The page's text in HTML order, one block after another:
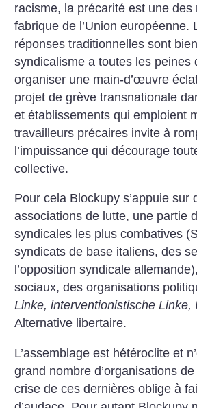
racisme, la précarité est une des
fabrique de l’Union européenne.
réponses traditionnelles sont
syndicalisme a toutes les peines
organiser une main-d’œuvre
projet de grève transnationale
et établissements qui emploient
travailleurs précaires invite à
l’impuissance qui décourage
collective.
Pour cela Blockupy s’appuie sur
associations de lutte, une partie
syndicales les plus combatives
syndicats de base italiens, des
l’opposition syndicale
sociaux, des organisations
Linke, interventionistische Linke,
Alternative libertaire.
L’assemblage est hétéroclite et
grand nombre d’organisations
crise de ces dernières oblige à